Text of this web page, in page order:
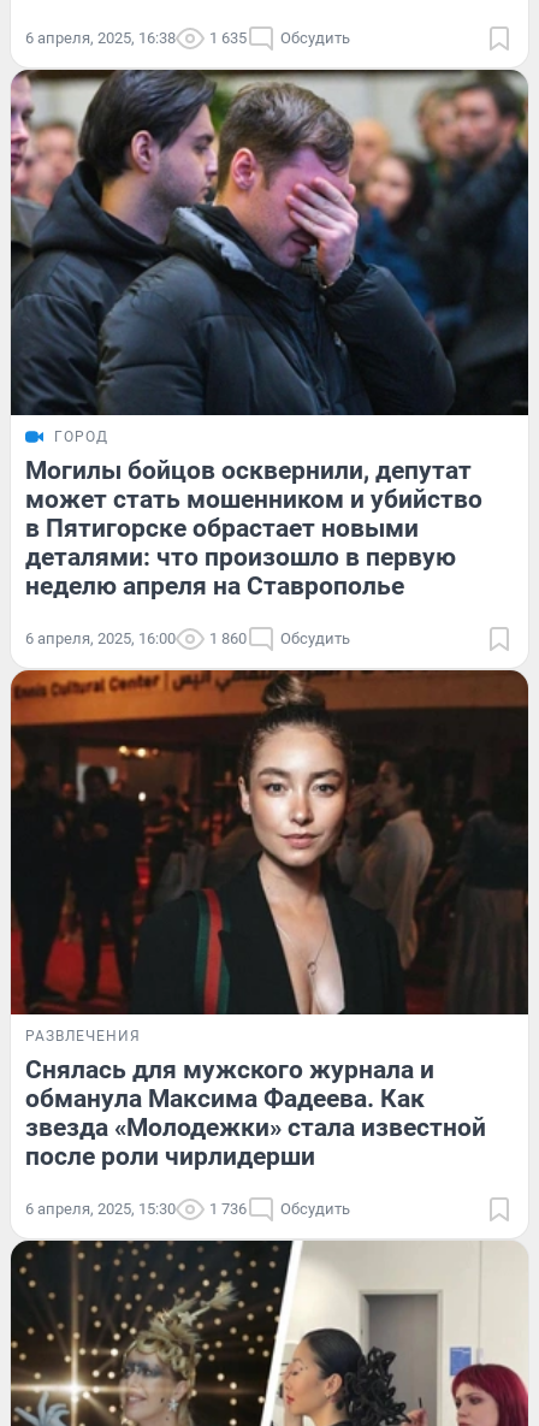
6 апреля, 2025, 16:38 1 635 Обсудить
ГОРОД
Могилы бойцов осквернили, депутат
может стать мошенником и убийство
в Пятигорске обрастает новыми
деталями: что произошло в первую
неделю апреля на Ставрополье
6 апреля, 2025, 16:00 1 860 Обсудить
РАЗВЛЕЧЕНИЯ
Снялась для мужского журнала и
обманула Максима Фадеева. Как
звезда «Молодежки» стала известной
после роли чирлидерши
6 апреля, 2025, 15:30 1 736 Обсудить